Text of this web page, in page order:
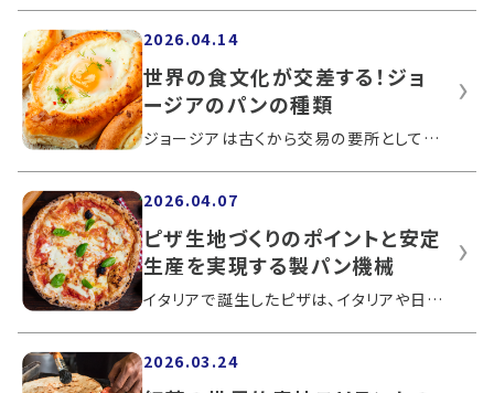
2026.04.14
世界の食文化が交差する！ジョ
ージアのパンの種類
ジョージアは古くから交易の要所として栄え、多様な文化が交差してきました。そうした背景のもとで育まれた食文化は非常に豊かで、なかでも...
2026.04.07
ピザ生地づくりのポイントと安定
生産を実現する製パン機械
イタリアで誕生したピザは、イタリアや日本だけでなく世界で親しまれているパンです。外食や宅配で楽しむほか、家庭でもピザ生地を作ること...
2026.03.24